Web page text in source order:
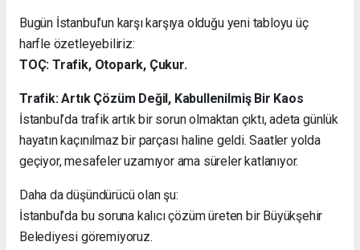
Bugün İstanbul’un karşı karşıya olduğu yeni tabloyu üç
harfle özetleyebiliriz:
TOÇ: Trafik, Otopark, Çukur.
Trafik: Artık Çözüm Değil, Kabullenilmiş Bir Kaos
İstanbul’da trafik artık bir sorun olmaktan çıktı, adeta günlük
hayatın kaçınılmaz bir parçası haline geldi. Saatler yolda
geçiyor, mesafeler uzamıyor ama süreler katlanıyor.
Daha da düşündürücü olan şu:
İstanbul’da bu soruna kalıcı çözüm üreten bir Büyükşehir
Belediyesi göremiyoruz.